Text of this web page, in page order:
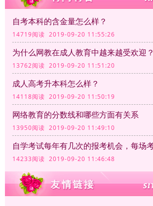
自考本科的含金量怎么样？
14719阅读 2019-09-20 11:55:26
为什么网教在成人教育中越来越受欢迎？
13762阅读 2019-09-20 11:51:20
成人高考升本科怎么样？
14118阅读 2019-09-20 11:50:19
网络教育的分数线和哪些方面有关系
13950阅读 2019-09-20 11:49:10
14233阅读 2019-09-20 11:46:48